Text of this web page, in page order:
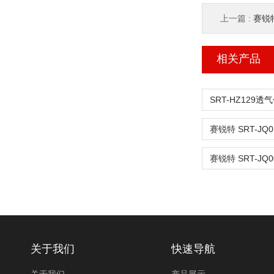
上一篇 : 赛锐
相关产品
关于我们 快速导航